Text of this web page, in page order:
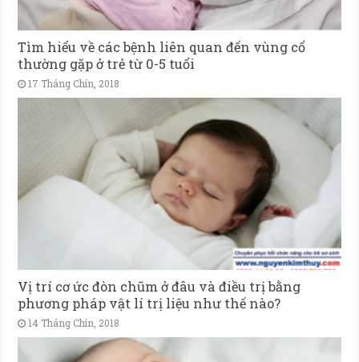
Tìm hiểu về các bệnh liên quan đến vùng cổ
thường gặp ở trẻ từ 0-5 tuổi
17 Tháng Chín, 2018
Vị trí cơ ức đòn chũm ở đâu và điều trị bằng
phương pháp vật lí trị liệu như thế nào?
14 Tháng Chín, 2018